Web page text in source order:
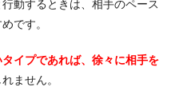
動するときは、相手のペース
です。
イプであれば、徐々に相手を
ません。